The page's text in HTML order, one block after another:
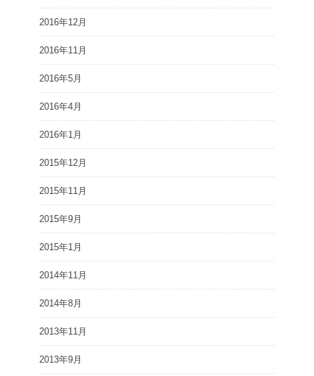
2016年12月
2016年11月
2016年5月
2016年4月
2016年1月
2015年12月
2015年11月
2015年9月
2015年1月
2014年11月
2014年8月
2013年11月
2013年9月